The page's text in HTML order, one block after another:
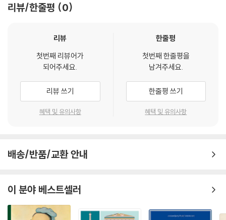
계를 집어삼키려던 절체절명의 순간, 우리가 어떻게 맞서 싸웠는지 되새기
차 세계 대전에 대한 경고가 우리를 떠나지 않는다. 제2차 세계 대전의 교
훈을 외면하면, 결국 미래도 외면하는 셈이다.
--- 「[제2차 세계 대전] 7,000만 명이 사라진 인류 최악의 재앙」 중에서
특히 아시아·태평양은 여전히 세계 전략의 최전선이다. 남중국해는 미·중
충돌의 화약고로 남아 있다. 중국은 인공 섬과 군사 기지를 세워 영토적 야
망을 드러내고, 미국은 ‘항행의 자유’를 명분으로 군사 활동을 강화하며 팽
고, 인도·태평양 전략을 통해 영향력의 그물을 더욱 촘촘히 엮어간다. 이에
예측 가능한 패턴이 아닌, 강대국의 힘이 얽히고 충돌하는 혼돈의 무대가
--- 「[신냉전] 미국과 중국이 서로 등 돌린 이유는?」 중에서
와 경제, 전쟁과 갈등이 어디에서 비롯되었는지를 추적한다.
자본주의와 세계화가 어떻게 불평등을 키웠는지, 인류가 자유를 얻기 위해
들에 답해주는 20개의 사건만 알면 세계사의 큰 흐름이 한눈에 들어온다.
역사가 재미없었던 건, 그것이 나와 무관하게 느껴졌기 때문이다. 하지만
과거의 사건이 지금 내 삶과 연결되어 있다는 걸 깨닫는 순간, 역사는 소설
보다 흥미로운 이야기가 된다. tvN 〈벌거벗은 세계사〉 최다 출연으로 입증
된 최고의 역사 스토리텔러, 김봉중 교수의 시선을 따라가보자. 책장을 덮
고대 제국부터 미·중 신냉전까지
각 시대를 살아간 사람들은 저마다의 불안과 기대, 선택과 실패를 안고 살
아왔다. 그 경험들은 사라지지 않고 다음 세대에게 영향을 미친다. 프랑스
혁명이 민주주의 운동의 토대가 되었고, 대항해 시대는 자본주의의 출발점
리뷰/한줄평 0
리뷰
첫번째 리뷰어가
되어주세요.
리뷰 쓰기
혜택 및 유의사항
한줄평
첫번째 한줄평을
남겨주세요.
한줄평 쓰기
혜택 및 유의사항
배송/반품/교환 안내
이 분야 베스트셀러